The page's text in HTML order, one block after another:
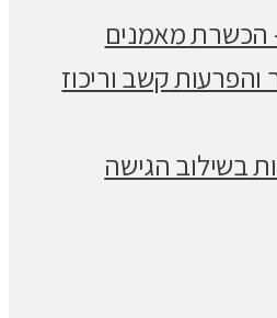
– הכשרת מאמנים
והפרעות קשב וריכוז
בשילוב הגישה